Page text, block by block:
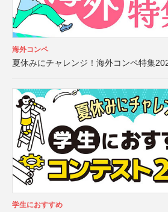
海外コンペ
夏休みにチャレンジ！海外コンペ特集
学生におすすめ